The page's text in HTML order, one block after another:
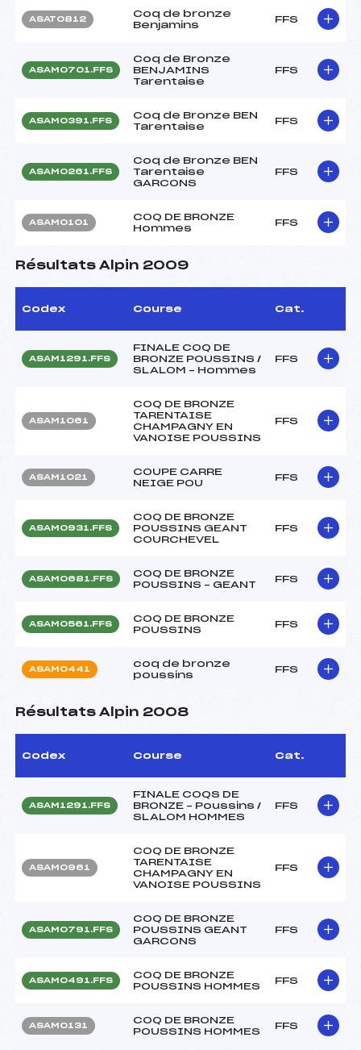
ASAT0812
Coq de bronze
Benjamins
FFS
ASAM0701.FFS
Coq de Bronze
BENJAMINS
Tarentaise
FFS
ASAM0391.FFS
Coq de Bronze BEN
Tarentaise
FFS
ASAM0261.FFS
Coq de Bronze BEN
Tarentaise
GARCONS
FFS
ASAM0101
COQ DE BRONZE
Hommes
FFS
Résultats Alpin 2009
Codex Course Cat.
ASAM1291.FFS
FINALE COQ DE
BRONZE POUSSINS /
SLALOM – Hommes
FFS
ASAM1061
COQ DE BRONZE
TARENTAISE
CHAMPAGNY EN
VANOISE POUSSINS
FFS
ASAM1021
COUPE CARRE
NEIGE POU
FFS
ASAM0931.FFS
COQ DE BRONZE
POUSSINS GEANT
COURCHEVEL
FFS
ASAM0681.FFS
COQ DE BRONZE
POUSSINS – GEANT
FFS
ASAM0561.FFS
COQ DE BRONZE
POUSSINS
FFS
ASAM0441
coq de bronze
poussins
FFS
Résultats Alpin 2008
Codex Course Cat.
ASAM1291.FFS
FINALE COQS DE
BRONZE – Poussins /
SLALOM HOMMES
FFS
ASAM0961
COQ DE BRONZE
TARENTAISE
CHAMPAGNY EN
VANOISE POUSSINS
FFS
ASAM0791.FFS
COQ DE BRONZE
POUSSINS GEANT
GARCONS
FFS
ASAM0491.FFS
COQ DE BRONZE
POUSSINS HOMMES
FFS
ASAM0131
COQ DE BRONZE
POUSSINS HOMMES
FFS